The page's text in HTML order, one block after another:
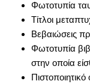
Φωτοτυπία
Τίτλοι
Βεβαιώσεις
Φωτοτυπία
στην οποία